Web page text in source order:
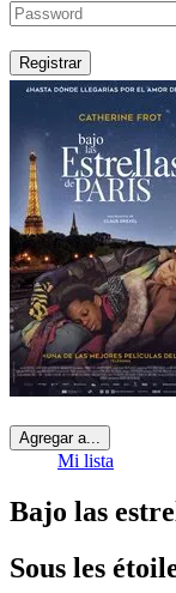
Registrar
Agregar a...
Mi lista
Bajo las
Sous les